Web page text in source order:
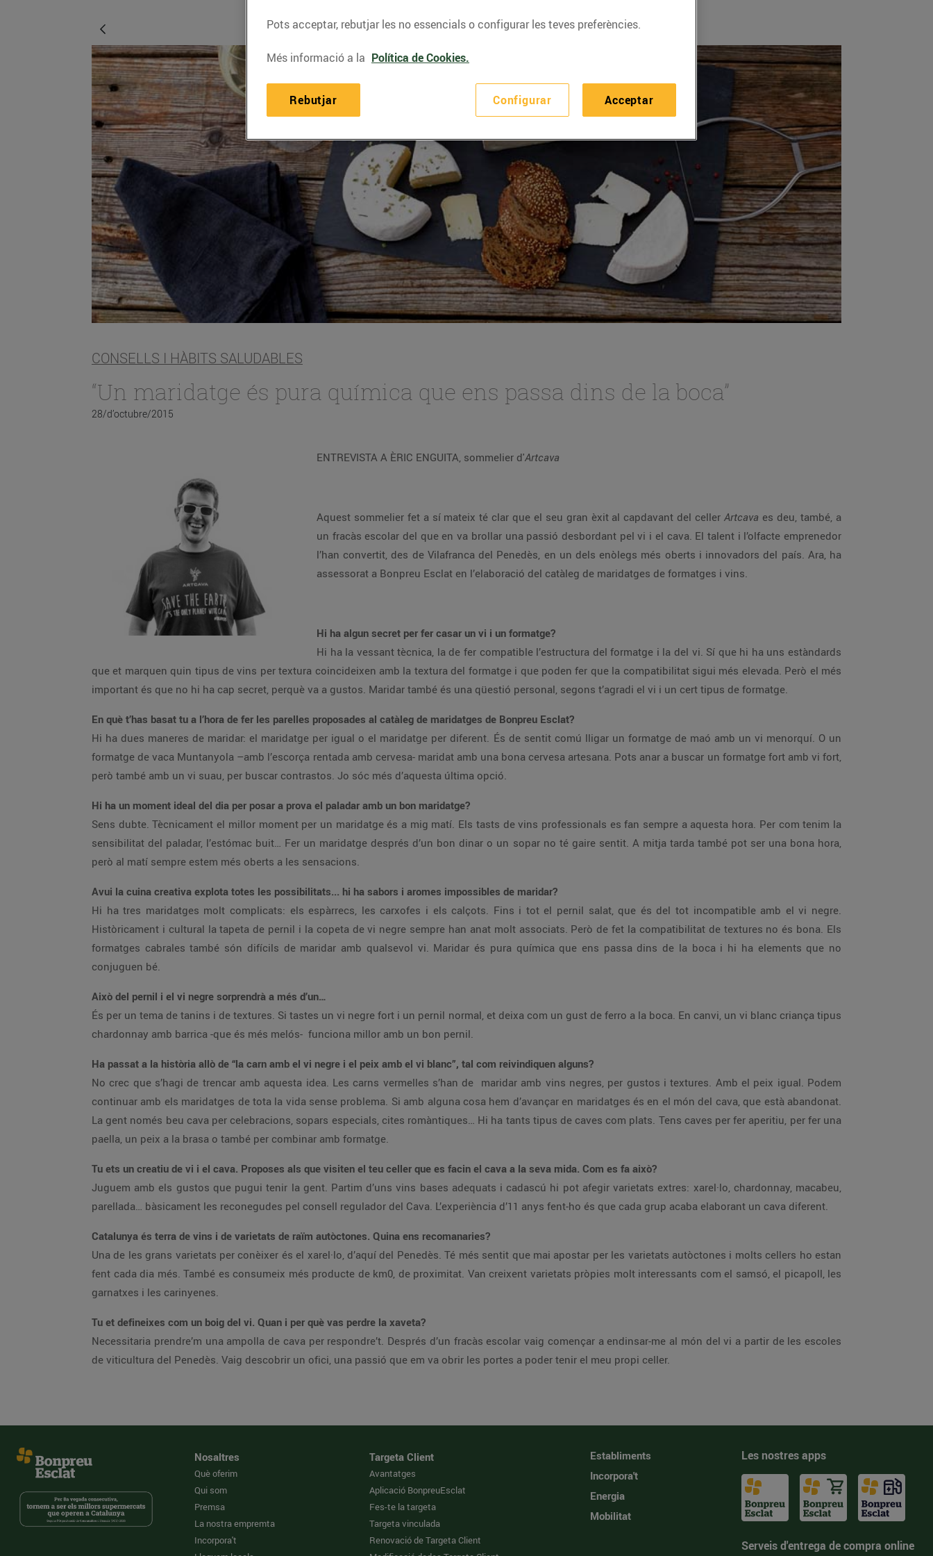
CONSELLS I HÀBITS SALUDABLES
“Un maridatge és pura química que ens passa dins de la boca”
28/d’octubre/2015
ENTREVISTA A ÈRIC ENGUITA, sommelier d'Artcava
Aquest sommelier fet a sí mateix té clar que el seu gran èxit al capdavant del celler Artcava es deu, també, a
un fracàs escolar del que en va brollar una passió desbordant pel vi i el cava. El talent i l’olfacte emprenedor
l’han convertit, des de Vilafranca del Penedès, en un dels enòlegs més oberts i innovadors del país. Ara, ha
assessorat a Bonpreu Esclat en l’elaboració del catàleg de maridatges de formatges i vins.
Hi ha algun secret per fer casar un vi i un formatge?
Hi ha la vessant tècnica, la de fer compatible l’estructura del formatge i la del vi. Sí que hi ha uns estàndards
que et marquen quin tipus de vins per textura coincideixen amb la textura del formatge i que poden fer que la compatibilitat sigui més elevada. Però el més
important és que no hi ha cap secret, perquè va a gustos. Maridar també és una qüestió personal, segons t’agradi el vi i un cert tipus de formatge.
En què t’has basat tu a l’hora de fer les parelles proposades al catàleg de maridatges de Bonpreu Esclat?
Hi ha dues maneres de maridar: el maridatge per igual o el maridatge per diferent. És de sentit comú lligar un formatge de maó amb un vi menorquí. O un
formatge de vaca Muntanyola –amb l’escorça rentada amb cervesa- maridat amb una bona cervesa artesana. Pots anar a buscar un formatge fort amb vi fort,
però també amb un vi suau, per buscar contrastos. Jo sóc més d’aquesta última opció.
Hi ha un moment ideal del dia per posar a prova el paladar amb un bon maridatge?
Sens dubte. Tècnicament el millor moment per un maridatge és a mig matí. Els tasts de vins professionals es fan sempre a aquesta hora. Per com tenim la
sensibilitat del paladar, l’estómac buit… Fer un maridatge després d’un bon dinar o un sopar no té gaire sentit. A mitja tarda també pot ser una bona hora,
però al matí sempre estem més oberts a les sensacions.
Avui la cuina creativa explota totes les possibilitats... hi ha sabors i aromes impossibles de maridar?
Hi ha tres maridatges molt complicats: els espàrrecs, les carxofes i els calçots. Fins i tot el pernil salat, que és del tot incompatible amb el vi negre.
Històricament i cultural la tapeta de pernil i la copeta de vi negre sempre han anat molt associats. Però de fet la compatibilitat de textures no és bona. Els
formatges cabrales també són difícils de maridar amb qualsevol vi. Maridar és pura química que ens passa dins de la boca i hi ha elements que no
conjuguen bé.
Això del pernil i el vi negre sorprendrà a més d’un…
És per un tema de tanins i de textures. Si tastes un vi negre fort i un pernil normal, et deixa com un gust de ferro a la boca. En canvi, un vi blanc criança tipus
chardonnay amb barrica -que és més melós- funciona millor amb un bon pernil.
Ha passat a la història allò de “la carn amb el vi negre i el peix amb el vi blanc”, tal com reivindiquen alguns?
No crec que s’hagi de trencar amb aquesta idea. Les carns vermelles s’han de maridar amb vins negres, per gustos i textures. Amb el peix igual. Podem
continuar amb els maridatges de tota la vida sense problema. Si amb alguna cosa hem d’avançar en maridatges és en el món del cava, que està abandonat.
La gent només beu cava per celebracions, sopars especials, cites romàntiques… Hi ha tants tipus de caves com plats. Tens caves per fer aperitiu, per fer una
paella, un peix a la brasa o també per combinar amb formatge.
Tu ets un creatiu de vi i el cava. Proposes als que visiten el teu celler que es facin el cava a la seva mida. Com es fa això?
Juguem amb els gustos que pugui tenir la gent. Partim d’uns vins bases adequats i cadascú hi pot afegir varietats extres: xarel·lo, chardonnay, macabeu,
parellada… bàsicament les reconegudes pel consell regulador del Cava. L’experiència d’11 anys fent-ho és que cada grup acaba elaborant un cava diferent.
Catalunya és terra de vins i de varietats de raïm autòctones. Quina ens recomanaries?
Una de les grans varietats per conèixer és el xarel·lo, d’aquí del Penedès. Té més sentit que mai apostar per les varietats autòctones i molts cellers ho estan
fent cada dia més. També es consumeix més producte de km0, de proximitat. Van creixent varietats pròpies molt interessants com el samsó, el picapoll, les
garnatxes i les carinyenes.
Tu et defineixes com un boig del vi. Quan i per què vas perdre la xaveta?
Necessitaria prendre’m una ampolla de cava per respondre’t. Després d’un fracàs escolar vaig començar a endinsar-me al món del vi a partir de les escoles
de viticultura del Penedès. Vaig descobrir un ofici, una passió que em va obrir les portes a poder tenir el meu propi celler.
Nosaltres
Què oferim
Qui som
Premsa
La nostra empremta
Incorpora't
Targeta Client
Avantatges
Aplicació BonpreuEsclat
Fes-te la targeta
Targeta vinculada
Renovació de Targeta Client
Establiments
Incorpora't
Energia
Mobilitat
Les nostres apps
Serveis d'entrega de compra online
Pots acceptar, rebutjar les no essencials o configurar les teves preferències.
Més informació a la Política de Cookies.
Configurar
Rebutjar Acceptar